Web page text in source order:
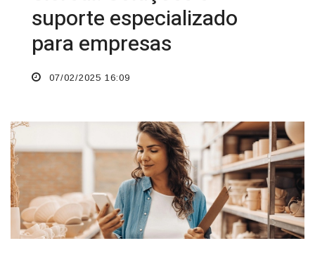
suporte especializado
para empresas
07/02/2025 16:09